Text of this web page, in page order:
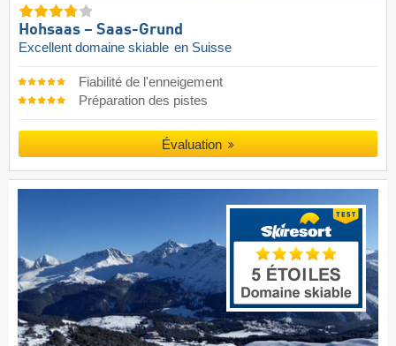
Hohsaas – Saas-Grund
Excellent domaine skiable en Suisse
Fiabilité de l'enneigement
Préparation des pistes
Évaluation